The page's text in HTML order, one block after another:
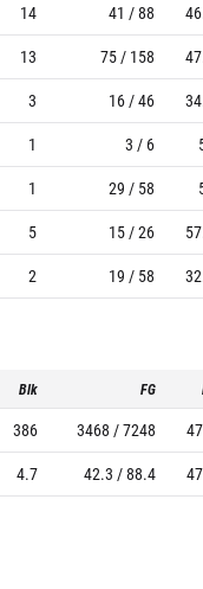
14 41 / 88
13 75 / 158
3 16 / 46
1 3 / 6
1 29 / 58
5 15 / 26
2 19 / 58
Blk FG
386 3468 / 7248
4.7 42.3 / 88.4